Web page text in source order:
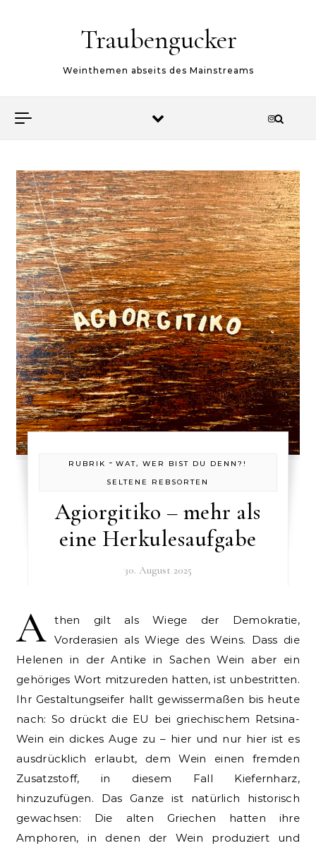
Traubengucker
Weinthemen abseits des Mainstreams
RUBRIK -WAT, WER BIST DU DENN?!
SELTENE REBSORTEN
Agiorgitiko – mehr als
eine Herkulesaufgabe
30. August 2025
A
then gilt als Wiege der Demokratie,
Vorderasien als Wiege des Weins. Dass die
Helenen in der Antike in Sachen Wein aber ein
gehöriges Wort mitzureden hatten, ist unbestritten.
Ihr Gestaltungseifer hallt gewissermaßen bis heute
nach: So drückt die EU bei griechischem Retsina-
Wein ein dickes Auge zu – hier und nur hier ist es
ausdrücklich erlaubt, dem Wein einen fremden
Zusatzstoff, in diesem Fall Kiefernharz,
hinzuzufügen. Das Ganze ist natürlich historisch
gewachsen: Die alten Griechen hatten ihre
Amphoren, in denen der Wein produziert und